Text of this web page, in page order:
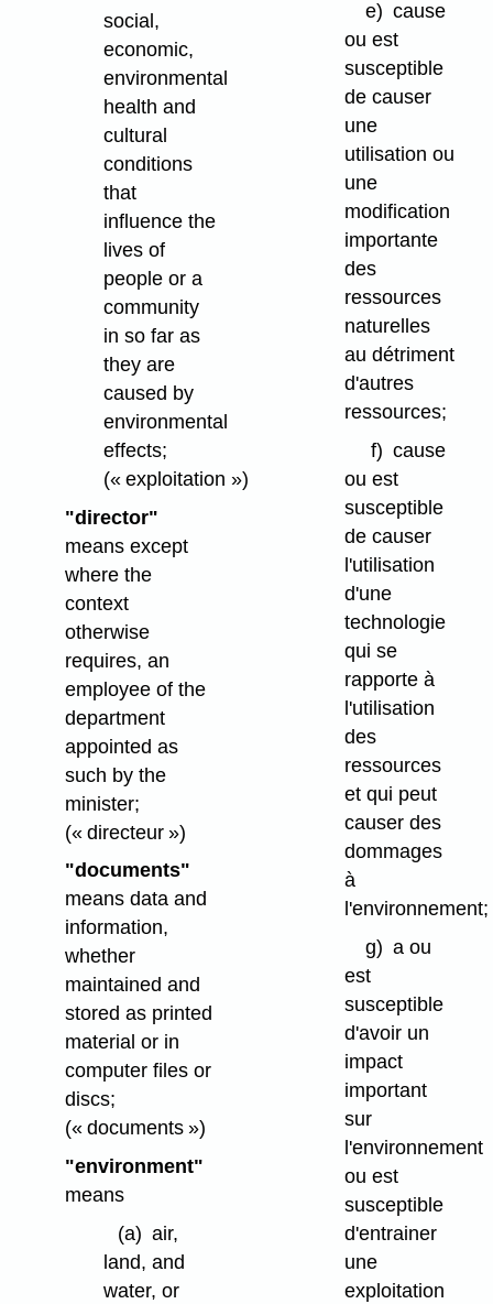
social,
economic,
environmental
health and
cultural
conditions
that
influence the
lives of
people or a
community
in so far as
they are
caused by
environmental
effects;
(« exploitation »)
"director"
means except
where the
context
otherwise
requires, an
employee of the
department
appointed as
such by the
minister;
(« directeur »)
"documents"
means data and
information,
whether
maintained and
stored as printed
material or in
computer files or
discs;
(« documents »)
"environment"
means
(a) air,
land, and
water, or
e) cause
ou est
susceptible
de causer
une
utilisation ou
une
modification
importante
des
ressources
naturelles
au détriment
d'autres
ressources;
f) cause
ou est
susceptible
de causer
l'utilisation
d'une
technologie
qui se
rapporte à
l'utilisation
des
ressources
et qui peut
causer des
dommages
à
l'environnement;
g) a ou
est
susceptible
d'avoir un
impact
important
sur
l'environnement
ou est
susceptible
d'entrainer
une
exploitation